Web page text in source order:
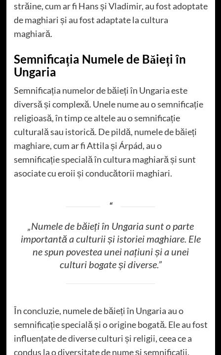
străine, cum ar fi Hans și Vladimir, au fost adoptate
de maghiari și au fost adaptate la cultura
maghiară.
Semnificația Numele de Băieți în
Ungaria
Semnificația numelor de băieți în Ungaria este
diversă și complexă. Unele nume au o semnificație
religioasă, în timp ce altele au o semnificație
culturală sau istorică. De pildă, numele de băieți
maghiare, cum ar fi Attila și Árpád, au o
semnificație specială în cultura maghiară și sunt
asociate cu eroii și conducătorii maghiari.
„Numele de băieți în Ungaria sunt o parte
importantă a culturii și istoriei maghiare. Ele
ne spun povestea unei națiuni și a unei
culturi bogate și diverse.”
În concluzie, numele de băieți în Ungaria au o
semnificație specială și o origine bogată. Ele au fost
influențate de diverse culturi și religii, ceea ce a
condus la o diversitate de nume și semnificații.